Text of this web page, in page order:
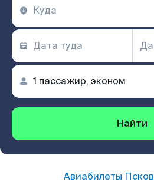
Найти
Авиабилеты Псков